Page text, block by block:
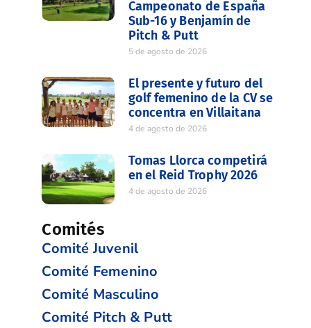
Campeonato de España
Sub-16 y Benjamín de
Pitch & Putt
5 de agosto de 2026
El presente y futuro del
golf femenino de la CV se
concentra en Villaitana
4 de agosto de 2026
Tomas Llorca competirá
en el Reid Trophy 2026
4 de agosto de 2026
Comités
Comité Juvenil
Comité Femenino
Comité Masculino
Comité Pitch & Putt